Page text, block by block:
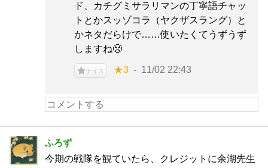
ド、カチグミサラリマンの丁寧語チャッ
トとかスッゾコラ（ヤクザスラング）と
かネタだらけで……使いたくてうずうず
しますね😤
ナイス ★3 11/02 22:43
ふろず
今期の戦隊を観ていたら、クレジットに余湖先生